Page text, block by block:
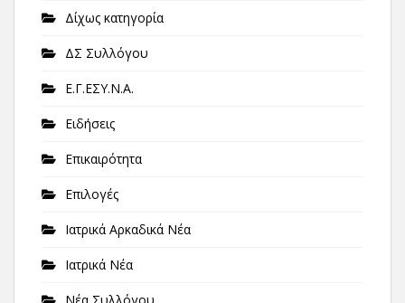
Δίχως κατηγορία
ΔΣ Συλλόγου
Ε.Γ.ΕΣΥ.Ν.Α.
Ειδήσεις
Επικαιρότητα
Επιλογές
Ιατρικά Αρκαδικά Νέα
Ιατρικά Νέα